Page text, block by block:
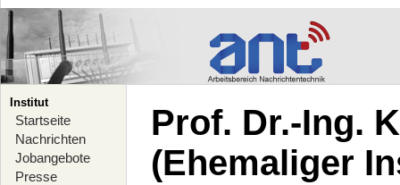
Institut
Startseite
Nachrichten
Jobangebote
Presse
Prof. Dr.-Ing.
(Ehemaliger